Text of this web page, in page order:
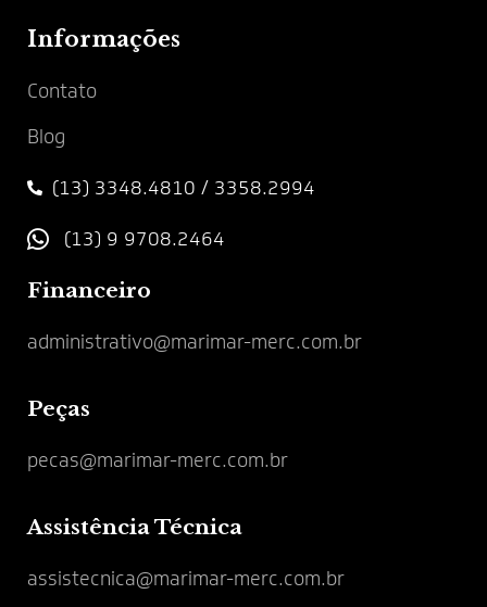
Informações
Contato
Blog
(13) 3348.4810 / 3358.2994
(13) 9 9708.2464
Financeiro
administrativo@marimar-merc.com.br
Peças
pecas@marimar-merc.com.br
Assistência Técnica
assistecnica@marimar-merc.com.br